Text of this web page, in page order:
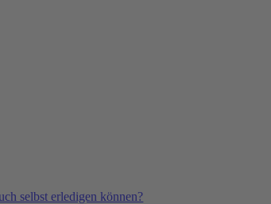
selbst erledigen können?